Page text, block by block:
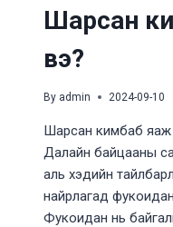
Шарсан
вэ?
By admin 2024-09-10
Шарсан кимбаб яаж
Далайн байцааны
аль хэдийн
найрлагад
Фукоидан нь